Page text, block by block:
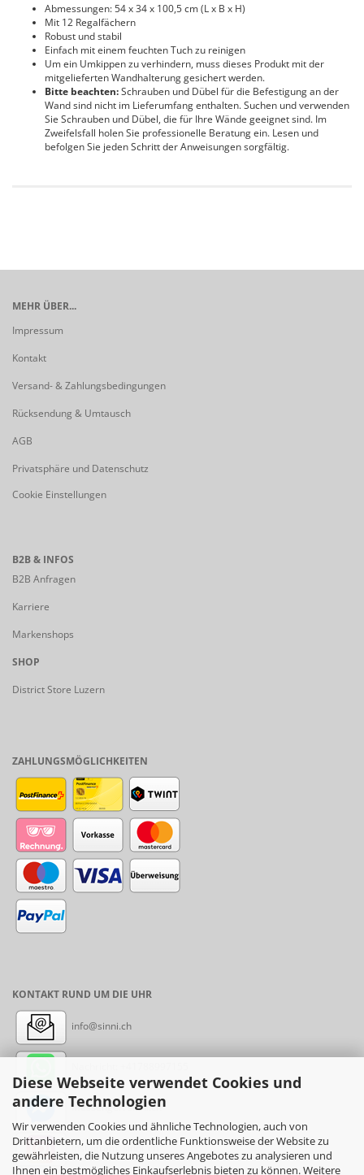
Diese Webseite verwendet Cookies und
andere Technologien
Wir verwenden Cookies und ähnliche Technologien, auch von
Drittanbietern, um die ordentliche Funktionsweise der Website zu
gewährleisten, die Nutzung unseres Angebotes zu analysieren und
Ihnen ein bestmögliches Einkaufserlebnis bieten zu können. Weitere
Abmessungen: 54 x 34 x 100,5 cm (L x B x H)
Mit 12 Regalfächern
Robust und stabil
Einfach mit einem feuchten Tuch zu reinigen
Um ein Umkippen zu verhindern, muss dieses Produkt mit der
mitgelieferten Wandhalterung gesichert werden.
Bitte beachten:Schrauben und Dübel für die Befestigung an der
Wand sind nicht im Lieferumfang enthalten. Suchen und verwenden
Sie Schrauben und Dübel, die für Ihre Wände geeignet sind. Im
Zweifelsfall holen Sie professionelle Beratung ein. Lesen und
befolgen Sie jeden Schritt der Anweisungen sorgfältig.
MEHR ÜBER...
Impressum
Kontakt
Versand- & Zahlungsbedingungen
Rücksendung & Umtausch
AGB
Privatsphäre und Datenschutz
Cookie Einstellungen
B2B & INFOS
B2B Anfragen
Karriere
Markenshops
SHOP
District Store Luzern
ZAHLUNGSMÖGLICHKEITEN
KONTAKT RUND UM DIE UHR
info@sinni.ch
Messenger: sinni.ch
Instagram: sinni_ch